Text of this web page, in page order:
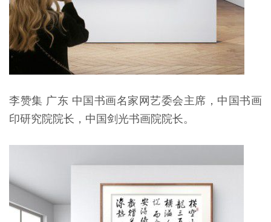
李赞集 广东 中国书画名家网艺委会主席，中国书画
印研究院院长，中国剑光书画院院长。